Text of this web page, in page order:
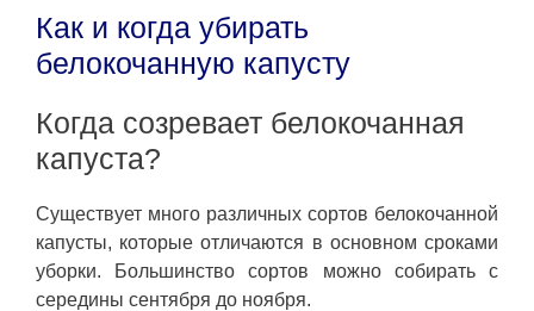
Как и когда убирать
белокочанную капусту
Когда созревает белокочанная
капуста?
Существует много различных сортов белокочанной
капусты, которые отличаются в основном сроками
уборки. Большинство сортов можно собирать с
середины сентября до ноября.